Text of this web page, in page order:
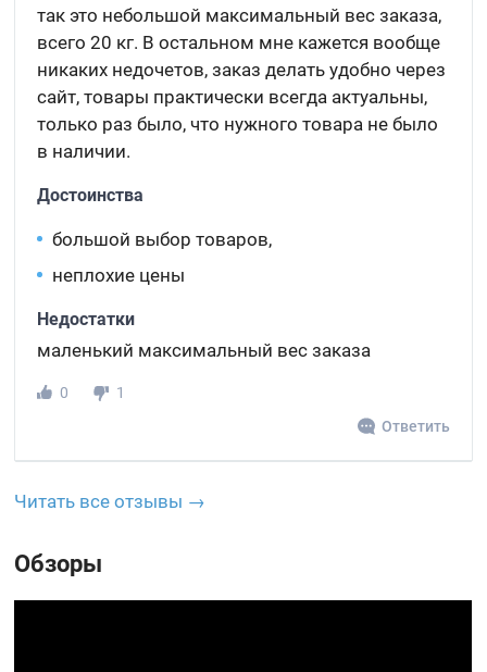
так это небольшой максимальный вес заказа,
всего 20 кг. В остальном мне кажется вообще
никаких недочетов, заказ делать удобно через
сайт, товары практически всегда актуальны,
только раз было, что нужного товара не было
в наличии.
Достоинства
большой выбор товаров,
неплохие цены
Недостатки
маленький максимальный вес заказа
0
1
Ответить
Читать все отзывы →
Обзоры